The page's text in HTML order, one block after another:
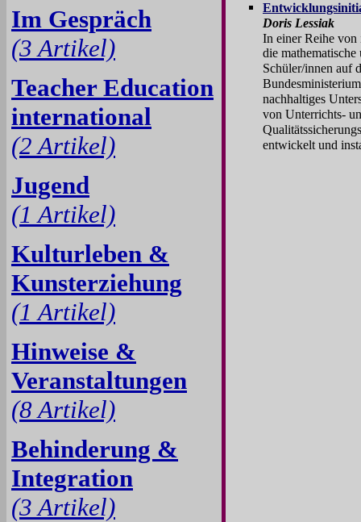
Im Gespräch
(3 Artikel)
Teacher Education
international
(2 Artikel)
Jugend
(1 Artikel)
Kulturleben &
Kunsterziehung
(1 Artikel)
Hinweise &
Veranstaltungen
(8 Artikel)
Behinderung &
Integration
(3 Artikel)
Doris Lessiak
In einer Reihe von
die
Schüler/innen auf
nachhaltiges
von Unterrichts-
entwickelt und